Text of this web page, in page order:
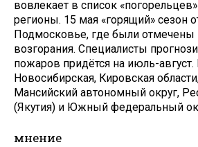
вовлекает в список
регионы. 15 мая «горящий» сезон
Подмосковье, где были отмечены
возгорания. Специалисты
пожаров придётся на июль-
Новосибирская, Кировская
Мансийский автономный округ,
(Якутия) и Южный федеральный
мнение